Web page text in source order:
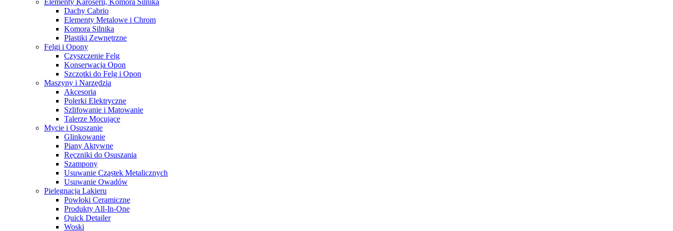
Elementy Karoserii, Komora Silnika
Dachy Cabrio
Elementy Metalowe i Chrom
Komora Silnika
Plastiki Zewnętrzne
Felgi i Opony
Czyszczenie Felg
Konserwacja Opon
Szczotki do Felg i Opon
Maszyny i Narzędzia
Akcesoria
Polerki Elektryczne
Szlifowanie i Matowanie
Talerze Mocujące
Mycie i Osuszanie
Glinkowanie
Piany Aktywne
Ręczniki do Osuszania
Szampony
Usuwanie Cząstek Metalicznych
Usuwanie Owadów
Pielęgnacja Lakieru
Powłoki Ceramiczne
Produkty All-In-One
Quick Detailer
Woski